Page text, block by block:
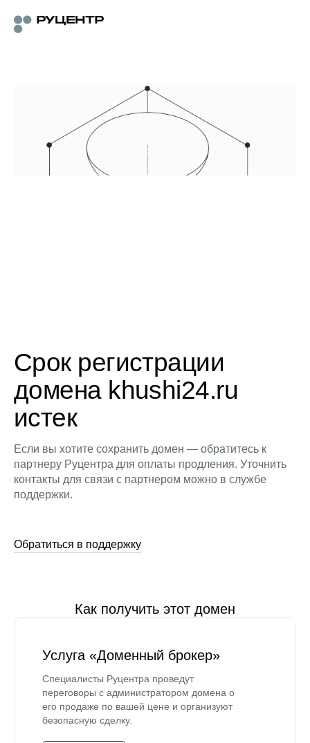
Срок регистрации
домена khushi24.ru
истек
Если вы хотите сохранить домен — обратитесь к
партнеру Руцентра для оплаты продления. Уточнить
контакты для связи с партнером можно в службе
поддержки.
Обратиться в поддержку
Как получить этот домен
Услуга «Доменный брокер»
Специалисты Руцентра проведут
переговоры с администратором домена о
его продаже по вашей цене и организуют
безопасную сделку.